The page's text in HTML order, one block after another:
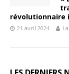
21 avril 2024